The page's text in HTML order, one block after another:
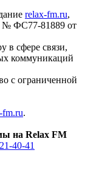
relax-fm.ru,
№ ФС77-81889 от
в сфере связи,
коммуникаций
с ограниченной
fm.ru.
на Relax FM
40-41